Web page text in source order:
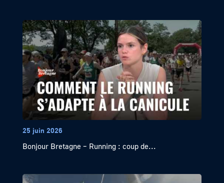
25 juin 2026
Bonjour Bretagne – Running : coup de...